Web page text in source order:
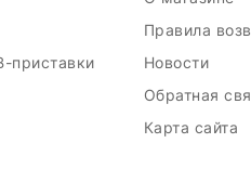
приставки
Правила
Новости
Обратная
Карта сайта